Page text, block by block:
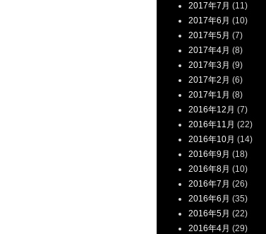
2017年7月 (11)
2017年6月 (10)
2017年5月 (7)
2017年4月 (8)
2017年3月 (9)
2017年2月 (6)
2017年1月 (8)
2016年12月 (7)
2016年11月 (22)
2016年10月 (14)
2016年9月 (18)
2016年8月 (10)
2016年7月 (26)
2016年6月 (35)
2016年5月 (22)
2016年4月 (29)